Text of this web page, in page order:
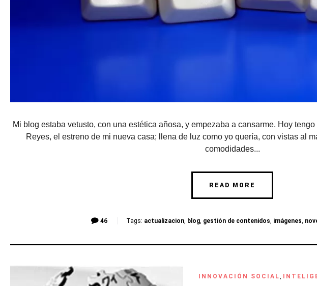
Mi blog estaba vetusto, con una estética añosa, y empezaba a cansarme. Hoy
Reyes, el estreno de mi nueva casa; llena de luz como yo quería, con vistas al
comodidades...
READ MORE
46 Tags: actualizacion, blog, gestión de contenidos, imágenes,
INNOVACIÓN SOCIAL,